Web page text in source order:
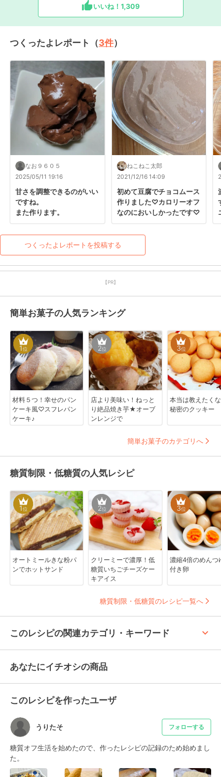
いいね！ 1,309
つくったよレポート（3件）
なお９６０５
2025/05/11 19:16
甘さを調整できるのがいい
ですね。
また作ります。
ねこねこ太郎
2021/12/16 14:09
初めて豆腐でチョコムース
作りました♡カロリーオフ
なのにおいしかったです♡
つくったよレポートを投稿する
【PR】
簡単お菓子の人気ランキング
1位
材料５つ！幸せのパン
ケーキ風♡スフレパン
ケーキ♪
2位
店より美味い！ねっと
り絶品焼き芋★オーブ
ンレンジで
3位
本当は教えたく
秘密のクッキー
簡単お菓子のカテゴリへ
糖質制限・低糖質の人気レシピ
1位
オートミールきな粉パ
ンでホットサンド
2位
クリーミーで濃厚！低
糖質いちごチーズケー
キアイス
3位
濃縮4倍のめんつ
付き卵
糖質制限・低糖質のレシピ一覧へ
このレシピの関連カテゴリ・キーワード keyboard_arrow_up
あなたにイチオシの商品
このレシピを作ったユーザ
うりたそ フォローする
糖質オフ生活を始めたので、作ったレシピの記録のため始めまし
た。